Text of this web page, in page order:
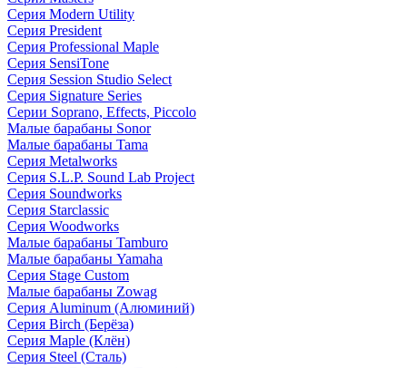
Серия Modern Utility
Серия President
Серия Professional Maple
Серия SensiTone
Серия Session Studio Select
Серия Signature Series
Серии Soprano, Effects, Piccolo
Малые барабаны Sonor
Малые барабаны Tama
Серия Metalworks
Серия S.L.P. Sound Lab Project
Серия Soundworks
Серия Starclassic
Серия Woodworks
Малые барабаны Tamburo
Малые барабаны Yamaha
Серия Stage Custom
Малые барабаны Zowag
Серия Aluminum (Алюминий)
Серия Birch (Берёза)
Серия Maple (Клён)
Серия Steel (Сталь)